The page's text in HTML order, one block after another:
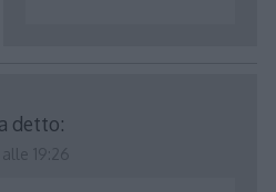
detto: